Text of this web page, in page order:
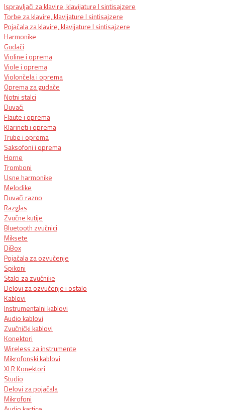
Ispravljači za klavire, klavijature I sintisajzere
Torbe za klavire, klavijature I sintisajzere
Pojačala za klavire, klavijature I sintisajzere
Harmonike
Gudači
Violine i oprema
Viole i oprema
Violončela i oprema
Oprema za gudače
Notni stalci
Duvači
Flaute i oprema
Klarineti i oprema
Trube i oprema
Saksofoni i oprema
Horne
Tromboni
Usne harmonike
Melodike
Duvači razno
Razglas
Zvučne kutije
Bluetooth zvučnici
Miksete
DiBox
Pojačala za ozvučenje
Spikoni
Stalci za zvučnike
Delovi za ozvučenje i ostalo
Kablovi
Instrumentalni kablovi
Audio kablovi
Zvučnički kablovi
Konektori
Wireless za instrumente
Mikrofonski kablovi
XLR Konektori
Studio
Delovi za pojačala
Mikrofoni